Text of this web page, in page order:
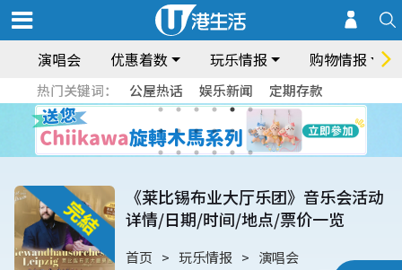
演唱会 优惠着数 玩乐情报 购物情报
热门关键词： 公屋热话 娱乐新闻 定期存款
《莱比锡布业大厅乐团》音乐会活动
详情/日期/时间/地点/票价一览
首页 玩乐情报 演唱会